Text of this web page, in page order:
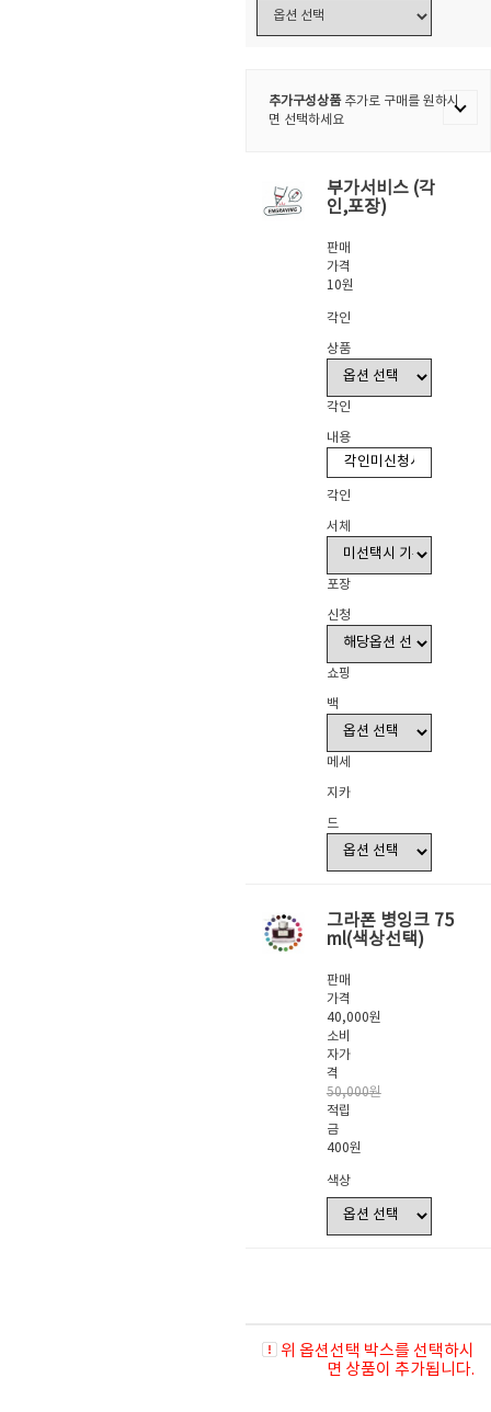
추가구성상품추가로 구매를 원하시
면 선택하세요
부가서비스 (각
인,포장)
판매
가격
10원
각인
상품
각인
내용
각인
서체
포장
신청
쇼핑
백
메세
지카
드
그라폰 병잉크 75
ml(색상선택)
판매
가격
40,000원
소비
자가
격
50,000원
적립
금
400원
색상
위 옵션선택 박스를 선택하시
면 상품이 추가됩니다.